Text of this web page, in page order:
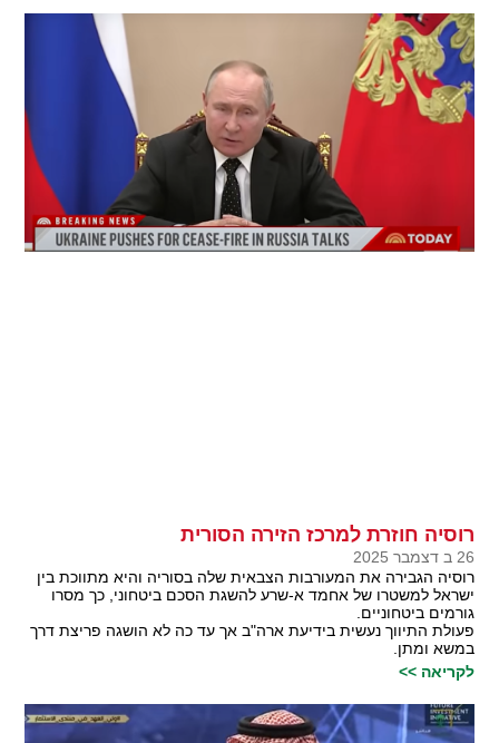
רוסיה חוזרת למרכז הזירה הסורית
26 ב דצמבר 2025
רוסיה הגבירה את המעורבות הצבאית שלה בסוריה והיא מתווכת בין
ישראל למשטרו של אחמד א-שרע להשגת הסכם ביטחוני, כך מסרו
גורמים ביטחוניים.
פעולת התיווך נעשית בידיעת ארה"ב אך עד כה לא הושגה פריצת דרך
במשא ומתן.
לקריאה >>